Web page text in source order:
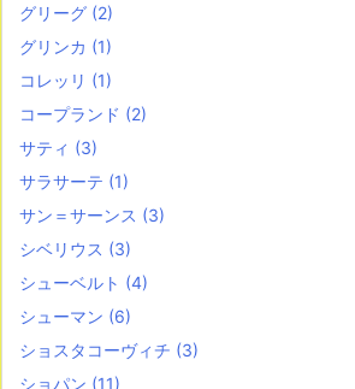
グリーグ (2)
グリンカ (1)
コレッリ (1)
コープランド (2)
サティ (3)
サラサーテ (1)
サン＝サーンス (3)
シベリウス (3)
シューベルト (4)
シューマン (6)
ショスタコーヴィチ (3)
ショパン (11)